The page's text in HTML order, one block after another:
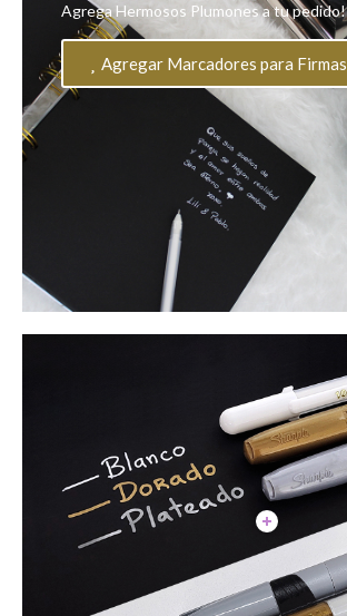
Agrega Hermosos Plumones a tu pedido!
Agregar Marcadores para Firmas